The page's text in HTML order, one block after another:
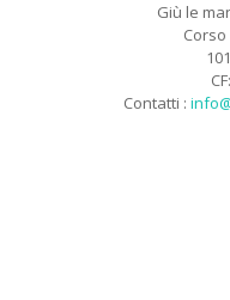
Giù le
Corso
Contatti :